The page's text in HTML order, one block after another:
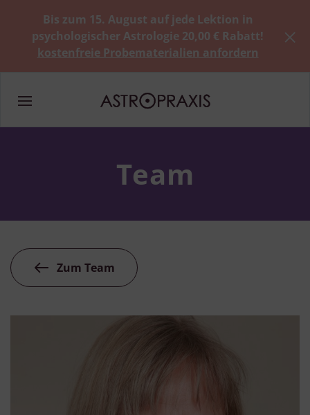
Bis zum 15. August auf jede Lektion in
psychologischer Astrologie 20,00 € Rabatt!
kostenfreie Probematerialien anfordern
Team
Zum Team